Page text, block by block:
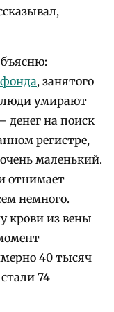
фонда, занятого
люди умирают
денег на поиск
регистре,
маленький.
отнимает
немного.
крови из вены
40 тысяч
74